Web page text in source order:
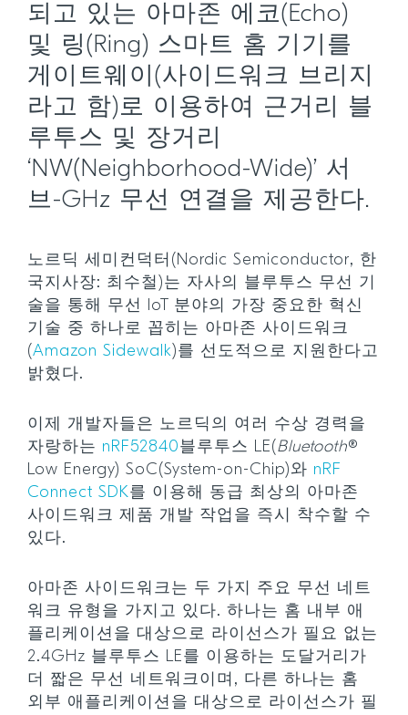
되고 있는 아마존 에코(Echo)
및 링(Ring) 스마트 홈 기기를
게이트웨이(사이드워크 브리지
라고 함)로 이용하여 근거리 블
루투스 및 장거리
‘NW(Neighborhood-Wide)’ 서
브-GHz 무선 연결을 제공한다.
노르딕 세미컨덕터(Nordic Semiconductor, 한
국지사장: 최수철)는 자사의 블루투스 무선 기
술을 통해 무선 IoT 분야의 가장 중요한 혁신
기술 중 하나로 꼽히는 아마존 사이드워크
(Amazon Sidewalk)를 선도적으로 지원한다고
밝혔다.
이제 개발자들은 노르딕의 여러 수상 경력을
자랑하는 nRF52840블루투스 LE(Bluetooth®
Low Energy) SoC(System-on-Chip)와 nRF
Connect SDK를 이용해 동급 최상의 아마존
사이드워크 제품 개발 작업을 즉시 착수할 수
있다.
아마존 사이드워크는 두 가지 주요 무선 네트
워크 유형을 가지고 있다. 하나는 홈 내부 애
플리케이션을 대상으로 라이선스가 필요 없는
2.4GHz 블루투스 LE를 이용하는 도달거리가
더 짧은 무선 네트워크이며, 다른 하나는 홈
외부 애플리케이션을 대상으로 라이선스가 필